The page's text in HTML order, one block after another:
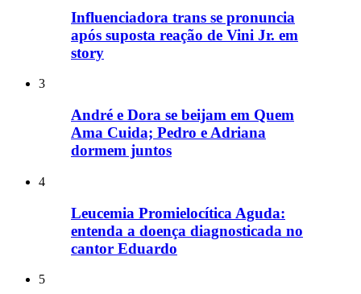
Influenciadora trans se pronuncia
após suposta reação de Vini Jr. em
story
3
André e Dora se beijam em Quem
Ama Cuida; Pedro e Adriana
dormem juntos
4
Leucemia Promielocítica Aguda:
entenda a doença diagnosticada no
cantor Eduardo
5